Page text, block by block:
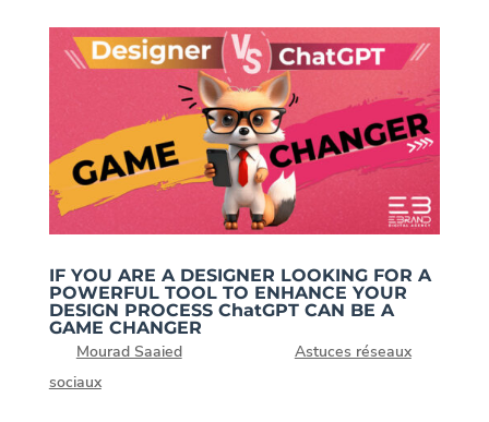
IF YOU ARE A DESIGNER LOOKING FOR A
POWERFUL TOOL TO ENHANCE YOUR
DESIGN PROCESS ChatGPT CAN BE A
GAME CHANGER
Mourad Saaied|
Astuces réseaux
sociaux